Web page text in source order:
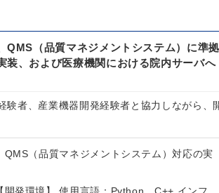
QMS（品質マネジメントシステム）に準拠
装、および医療機関における院内サーバへ
者、産業機器開発経験者と協力しながら、
QMS（品質マネジメントシステム）対応の実